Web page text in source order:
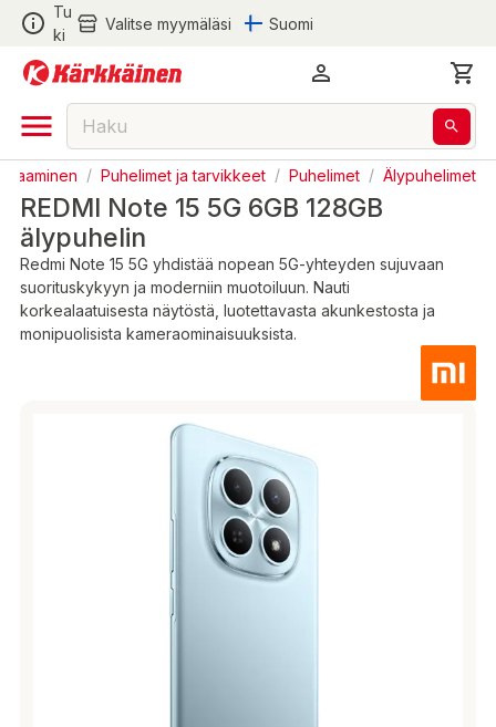
Tu
ki
Valitse myymäläsi Suomi
/ Puhelimet ja tarvikkeet / Puhelimet / Älypuhelimet
REDMI Note 15 5G 6GB 128GB
älypuhelin
Redmi Note 15 5G yhdistää nopean 5G-yhteyden sujuvaan
suorituskykyyn ja moderniin muotoiluun. Nauti
korkealaatuisesta näytöstä, luotettavasta akunkestosta ja
monipuolisista kameraominaisuuksista.